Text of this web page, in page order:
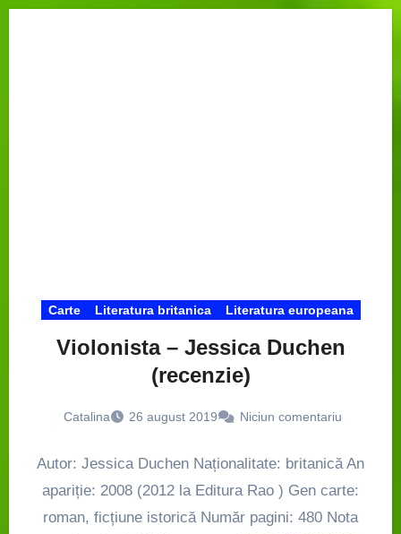
Carte Literatura britanica Literatura europeana
Violonista – Jessica Duchen
(recenzie)
Catalina 26 august 2019 Niciun comentariu
Autor: Jessica Duchen Naționalitate: britanică An
apariție: 2008 (2012 la Editura Rao ) Gen carte:
roman, ficțiune istorică Număr pagini: 480 Nota